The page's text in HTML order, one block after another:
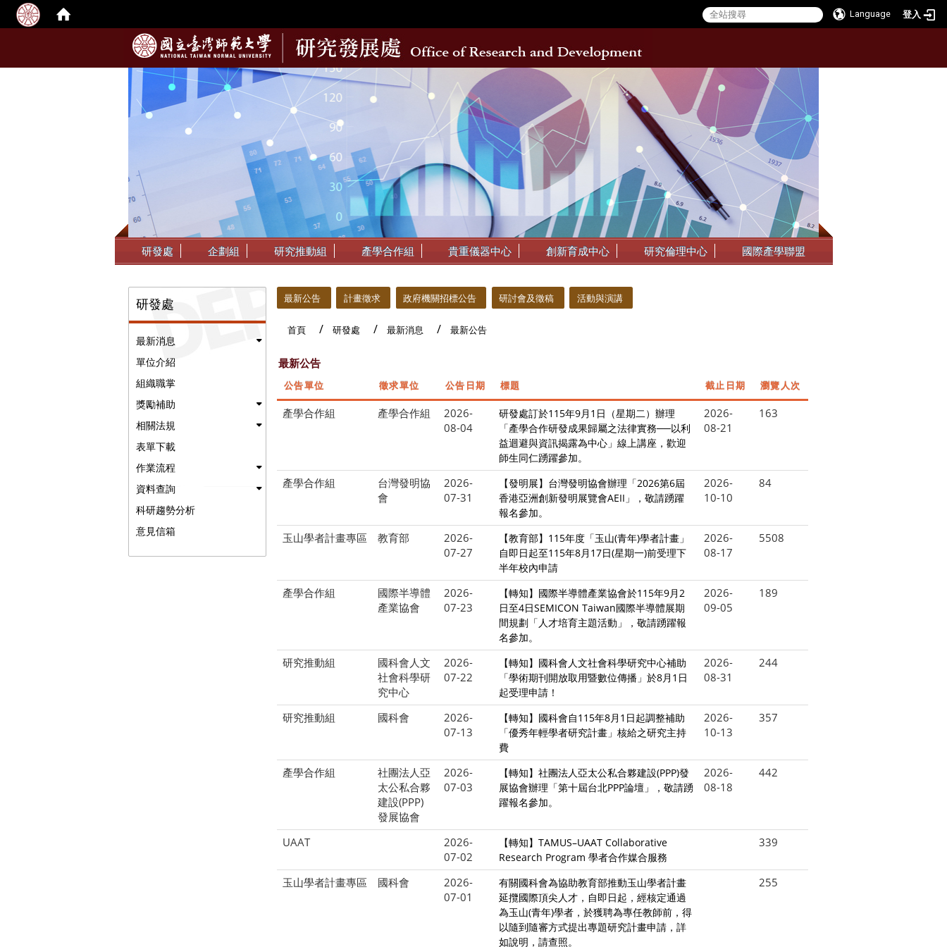
Language 登入
::: 研發處 企劃組 研究推動組 產學合作組 貴重儀器中心 創新育成中心 研究倫理中心 國際產學聯盟
研發處
最新消息
單位介紹
組織職掌
獎勵補助
相關法規
表單下載
作業流程
資料查詢
科研趨勢分析
意見信箱
最新公告 計畫徵求 政府機關招標公告 研討會及徵稿 活動與演講
首頁 研發處 最新消息 最新公告
最新公告
公告單位 徵求單位 公告日期 標題 截止日期 瀏覽人次
產學合作組 產學合作組
2026-
08-04
研發處訂於115年9月1日（星期二）辦理
「產學合作研發成果歸屬之法律實務──以利
益迴避與資訊揭露為中心」線上講座，歡迎
師生同仁踴躍參加。
2026-
08-21
163
產學合作組
台灣發明協
會
2026-
07-31
【發明展】台灣發明協會辦理「2026第6屆
香港亞洲創新發明展覽會AEII」，敬請踴躍
報名參加。
2026-
10-10
84
玉山學者計畫專區 教育部
2026-
07-27
【教育部】115年度「玉山(青年)學者計畫」
自即日起至115年8月17日(星期一)前受理下
半年校內申請
2026-
08-17
5508
產學合作組
國際半導體
產業協會
2026-
07-23
【轉知】國際半導體產業協會於115年9月2
日至4日SEMICON Taiwan國際半導體展期
間規劃「人才培育主題活動」，敬請踴躍報
名參加。
2026-
09-05
189
研究推動組
國科會人文
社會科學研
究中心
2026-
07-22
【轉知】國科會人文社會科學研究中心補助
「學術期刊開放取用暨數位傳播」於8月1日
起受理申請！
2026-
08-31
244
研究推動組 國科會
2026-
07-13
【轉知】國科會自115年8月1日起調整補助
「優秀年輕學者研究計畫」核給之研究主持
費
2026-
10-13
357
產學合作組
社團法人亞
太公私合夥
建設(PPP)
發展協會
2026-
07-03
【轉知】社團法人亞太公私合夥建設(PPP)發
展協會辦理「第十屆台北PPP論壇」，敬請踴
躍報名參加。
2026-
08-18
442
UAAT
2026-
07-02
【轉知】TAMUS–UAAT Collaborative
Research Program 學者合作媒合服務
339
玉山學者計畫專區 國科會
2026-
07-01
有關國科會為協助教育部推動玉山學者計畫
延攬國際頂尖人才，自即日起，經核定通過
為玉山(青年)學者，於獲聘為專任教師前，得
以隨到隨審方式提出專題研究計畫申請，詳
如說明，請查照。
255